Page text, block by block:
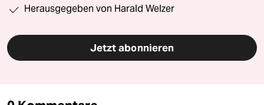
Herausgegeben von Harald Welzer
Jetzt abonnieren